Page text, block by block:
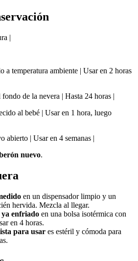
|
a temperatura ambiente | Usar en 2 horas
de la nevera | Hasta 24 horas |
al bebé | Usar en 1 hora, luego
abierto | Usar en 4 semanas |
nuevo.
en un dispensador limpio y un
hervida. Mezcla al llegar.
enfriado en una bolsa isotérmica con
en 4 horas.
para usar es estéril y cómoda para